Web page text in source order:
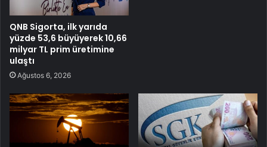
QNB Sigorta, ilk yarıda
yüzde 53,6 büyüyerek 10,66
milyar TL prim üretimine
ulaştı
Ağustos 6, 2026